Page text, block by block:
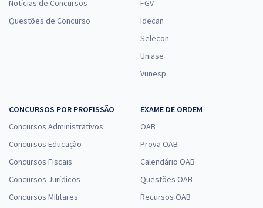
Notícias de Concursos
Questões de Concurso
FGV
Idecan
Selecon
Uniase
Vunesp
CONCURSOS POR PROFISSÃO
Concursos Administrativos
Concursos Educação
Concursos Fiscais
Concursos Jurídicos
Concursos Militares
EXAME DE ORDEM
OAB
Prova OAB
Calendário OAB
Questões OAB
Recursos OAB